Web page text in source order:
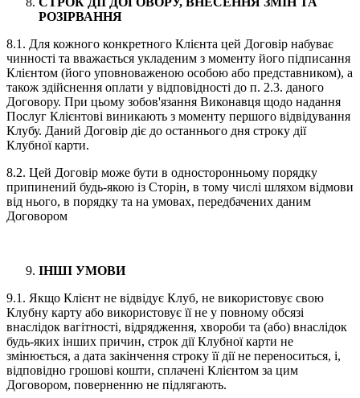
РОЗІРВАННЯ
8.1. Для кожного конкретного Клієнта цей Договір набуває
чинності та вважається укладеним з моменту його підписання
Клієнтом (його уповноваженою особою або представником), а
також здійснення оплати у відповідності до п. 2.3. даного
Договору. При цьому зобов'язання Виконавця щодо надання
Послуг Клієнтові виникають з моменту першого відвідування
Клубу. Даний Договір діє до останнього дня строку дії
Клубної карти.
8.2. Цей Договір може бути в односторонньому порядку
припинений будь-якою із Сторін, в тому числі шляхом відмови
від нього, в порядку та на умовах, передбачених даним
Договором
ІНШІ УМОВИ
9.1. Якщо Клієнт не відвідує Клуб, не використовує свою
Клубну карту або використовує її не у повному обсязі
внаслідок вагітності, відрядження, хвороби та (або) внаслідок
будь-яких інших причин, строк дії Клубної карти не
змінюється, а дата закінчення строку її дії не переноситься, і,
відповідно грошові кошти, сплачені Клієнтом за цим
Договором, поверненню не підлягають.